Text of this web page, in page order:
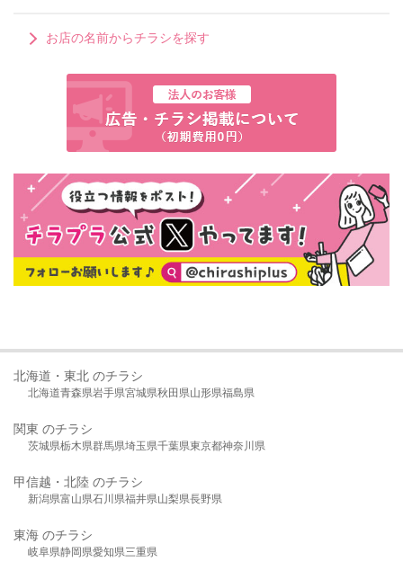
お店の名前からチラシを探す
北海道・東北 のチラシ
北海道青森県岩手県宮城県秋田県山形県福島県
関東 のチラシ
茨城県栃木県群馬県埼玉県千葉県東京都神奈川県
甲信越・北陸 のチラシ
新潟県富山県石川県福井県山梨県長野県
東海 のチラシ
岐阜県静岡県愛知県三重県